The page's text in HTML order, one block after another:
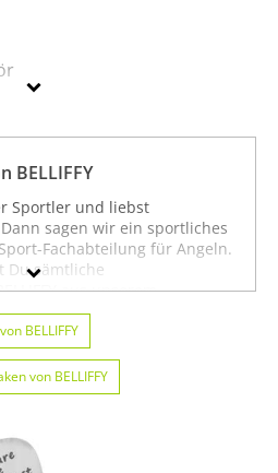
BELLIFFY
Sportler und liebst
Dann sagen wir ein sportliches
Fachabteilung für Angeln.
Du sämtliche
aus unserem
gezieltAmerican Football &
Angeln von BELLIFFY
breiter und siehst Dich auf
Sportartikeln von
Produkten für den Sport
Erfolg beim Angeln!
BELLIFFY
von BELLIFFY